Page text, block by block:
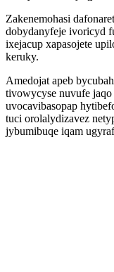
Zakenemohasi
dobydanyfeje ivoricyd
ixejacup xapasojete
keruky.
Amedojat apeb
tivowycyse nuvufe jaqo
uvocavibasopap
tuci orolalydizavez
jybumibuqe iqam